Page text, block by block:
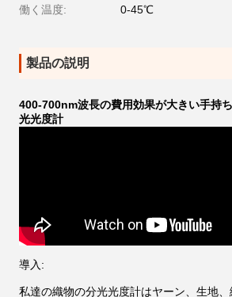
働く温度: 0-45℃
製品の説明
400-700nm波長の費用効果が大きい手持
光光度計
導入:
私達の織物の分光光度計はヤーン、生地